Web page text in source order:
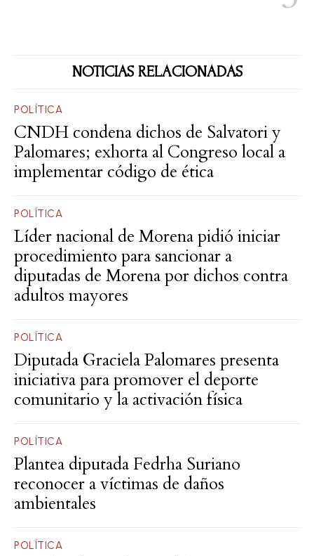
NOTICIAS RELACIONADAS
POLÍTICA
CNDH condena dichos de Salvatori y
Palomares; exhorta al Congreso local a
implementar código de ética
POLÍTICA
Líder nacional de Morena pidió iniciar
procedimiento para sancionar a
diputadas de Morena por dichos contra
adultos mayores
POLÍTICA
Diputada Graciela Palomares presenta
iniciativa para promover el deporte
comunitario y la activación física
POLÍTICA
Plantea diputada Fedrha Suriano
reconocer a víctimas de daños
ambientales
POLÍTICA